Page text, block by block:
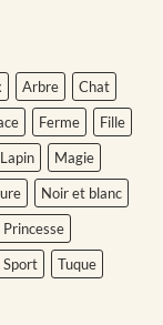
Arbre
Chat
Ferme
Fille
Lapin
Magie
Noir et blanc
Princesse
Sport
Tuque